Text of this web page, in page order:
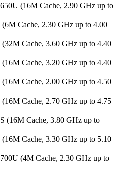
(16M Cache, 2.90 GHz up to
Cache, 2.30 GHz up to 4.00
Cache, 3.60 GHz up to 4.40
Cache, 3.20 GHz up to 4.40
Cache, 2.00 GHz up to 4.50
Cache, 2.70 GHz up to 4.75
(16M Cache, 3.80 GHz up to
Cache, 3.30 GHz up to 5.10
(4M Cache, 2.30 GHz up to